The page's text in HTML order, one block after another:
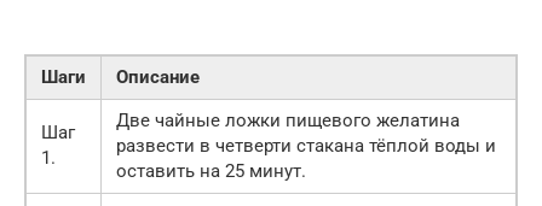
Шаги Описание
Шаг
1.
Две чайные ложки пищевого желатина
развести в четверти стакана тёплой воды и
оставить на 25 минут.